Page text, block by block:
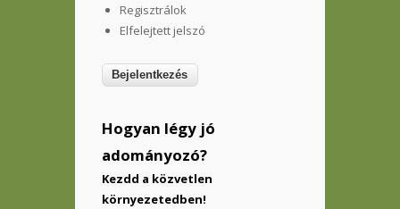
Regisztrálok
Elfelejtett jelszó
Hogyan légy jó
adományozó?
Kezdd a közvetlen
környezetedben!